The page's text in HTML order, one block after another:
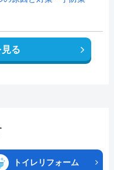
る
トイレリフォーム